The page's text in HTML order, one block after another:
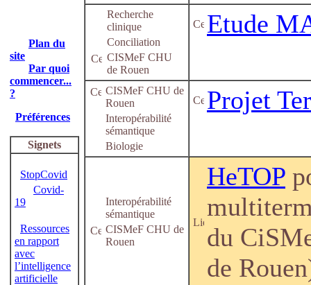
Plan du
site
Par quoi
commencer...
?
Préférences
Signets
StopCovid
Covid-
19
Ressources
en rapport
avec
l’intelligence
artificielle
Recherche
clinique
Conciliation
CISMeF CHU
de Rouen
Etude
CISMeF CHU de
Rouen
Interopérabilité
sémantique
Biologie
Projet
Interopérabilité
sémantique
CISMeF CHU de
Rouen
HeTOP
du
de